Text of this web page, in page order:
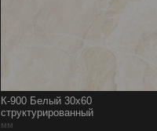
К-900 Белый 30х60
структурированный
мм